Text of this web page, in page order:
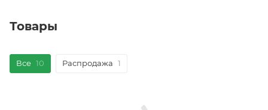
Товары
Все 10 Распродажа 1